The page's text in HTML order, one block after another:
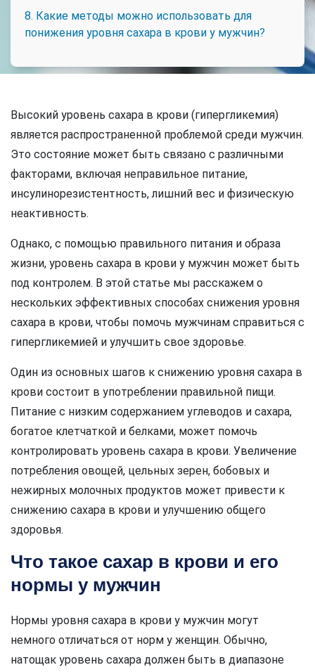
8. Какие методы можно использовать для
понижения уровня сахара в крови у мужчин?
Высокий уровень сахара в крови (гипергликемия)
является распространенной проблемой среди мужчин.
Это состояние может быть связано с различными
факторами, включая неправильное питание,
инсулинорезистентность, лишний вес и физическую
неактивность.
Однако, с помощью правильного питания и образа
жизни, уровень сахара в крови у мужчин может быть
под контролем. В этой статье мы расскажем о
нескольких эффективных способах снижения уровня
сахара в крови, чтобы помочь мужчинам справиться с
гипергликемией и улучшить свое здоровье.
Один из основных шагов к снижению уровня сахара в
крови состоит в употреблении правильной пищи.
Питание с низким содержанием углеводов и сахара,
богатое клетчаткой и белками, может помочь
контролировать уровень сахара в крови. Увеличение
потребления овощей, цельных зерен, бобовых и
нежирных молочных продуктов может привести к
снижению сахара в крови и улучшению общего
здоровья.
Что такое сахар в крови и его
нормы у мужчин
Нормы уровня сахара в крови у мужчин могут
немного отличаться от норм у женщин. Обычно,
натощак уровень сахара должен быть в диапазоне